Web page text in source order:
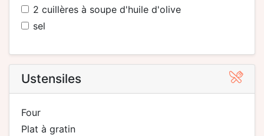
2 cuillères à soupe d'huile d'olive
sel
Ustensiles
four
plat à gratin